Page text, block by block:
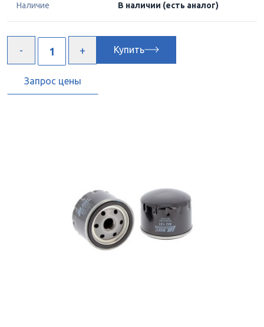
Наличие В наличии (есть аналог)
Купить
Запрос цены